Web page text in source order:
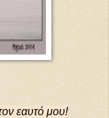
εαυτό μου!